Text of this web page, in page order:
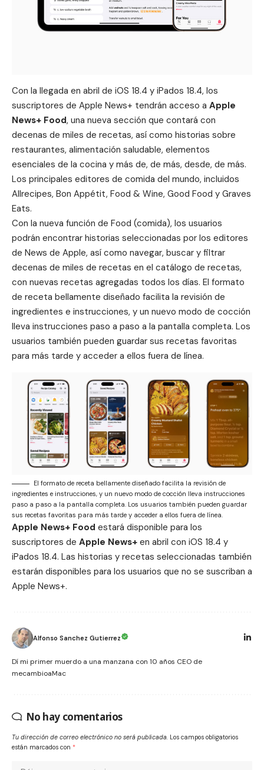
Con la llegada en abril de iOS 18.4 y iPados 18.4, los
suscriptores de Apple News+ tendrán acceso a Apple
News+ Food, una nueva sección que contará con
decenas de miles de recetas, así como historias sobre
restaurantes, alimentación saludable, elementos
esenciales de la cocina y más de, de más, desde, de más.
Los principales editores de comida del mundo, incluidos
Allrecipes, Bon Appétit, Food & Wine, Good Food y Graves
Eats.
Con la nueva función de Food (comida), los usuarios
podrán encontrar historias seleccionadas por los editores
de News de Apple, así como navegar, buscar y filtrar
decenas de miles de recetas en el catálogo de recetas,
con nuevas recetas agregadas todos los días. El formato
de receta bellamente diseñado facilita la revisión de
ingredientes e instrucciones, y un nuevo modo de cocción
lleva instrucciones paso a paso a la pantalla completa. Los
usuarios también pueden guardar sus recetas favoritas
para más tarde y acceder a ellos fuera de línea.
El formato de receta bellamente diseñado facilita la revisión de
ingredientes e instrucciones, y un nuevo modo de cocción lleva instrucciones
paso a paso a la pantalla completa. Los usuarios también pueden guardar
sus recetas favoritas para más tarde y acceder a ellos fuera de línea.
Apple News+ Food estará disponible para los
suscriptores de Apple News+ en abril con iOS 18.4 y
iPados 18.4. Las historias y recetas seleccionadas también
estarán disponibles para los usuarios que no se suscriban a
Apple News+.
Alfonso Sanchez Gutierrez
Dí mi primer muerdo a una manzana con 10 años CEO de
mecambioaMac
No hay comentarios
Tu dirección de correo electrónico no será publicada. Los campos obligatorios
están marcados con *